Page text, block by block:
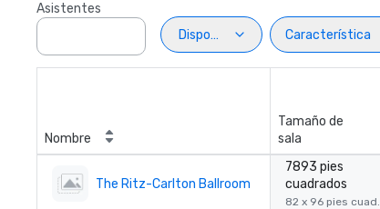
Asistentes
Disposiciön
Característica
Nombre
Tamaño de
sala
The Ritz-Carlton Ballroom
7893 pies
cuadrados
82 x 96 pies cuad.